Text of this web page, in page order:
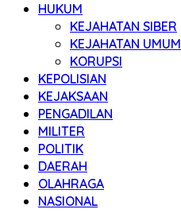
HUKUM
KEJAHATAN SIBER
KEJAHATAN UMUM
KORUPSI
KEPOLISIAN
KEJAKSAAN
PENGADILAN
MILITER
POLITIK
DAERAH
OLAHRAGA
NASIONAL